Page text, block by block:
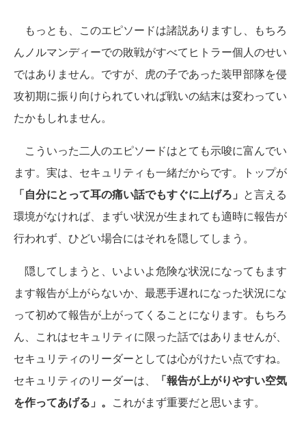
もっとも、このエピソードは諸説ありますし、もちろ
んノルマンディーでの敗戦がすべてヒトラー個人のせい
ではありません。ですが、虎の子であった装甲部隊を侵
攻初期に振り向けられていれば戦いの結末は変わってい
たかもしれません。
こういった二人のエピソードはとても示唆に富んでい
ます。実は、セキュリティも一緒だからです。トップが
「自分にとって耳の痛い話でもすぐに上げろ」 と言える
環境がなければ、まずい状況が生まれても適時に報告が
行われず、ひどい場合にはそれを隠してしまう。
隠してしまうと、いよいよ危険な状況になってもます
ます報告が上がらないか、最悪手遅れになった状況にな
って初めて報告が上がってくることになります。もちろ
ん、これはセキュリティに限った話ではありませんが、
セキュリティのリーダーとしては心がけたい点ですね。
セキュリティのリーダーは、
「報告が上がりやすい空気
を作ってあげる」。 これがまず重要だと思います。